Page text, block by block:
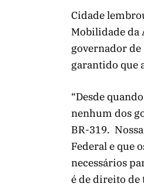
Cidade
Mobilidade da
governador
garantido que
“Desde
nenhum dos
BR-319.
Federal e que
necessários
é de direito de